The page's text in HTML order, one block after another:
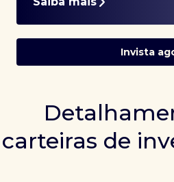
Invista
carteiras de